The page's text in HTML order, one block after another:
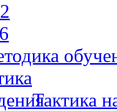
Тактика